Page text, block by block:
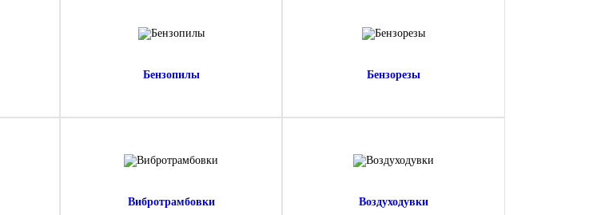
Бензопилы Бензорезы
Вибротрамбовки Воздуходувки